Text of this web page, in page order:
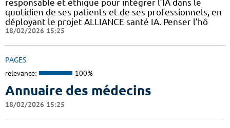
responsable et éthique pour intégrer l’IA dans le
quotidien de ses patients et de ses professionnels, en
déployant le projet ALLIANCE santé IA. Penser l’hô
18/02/2026 15:25
PAGES
relevance: 100%
Annuaire des médecins
18/02/2026 15:25